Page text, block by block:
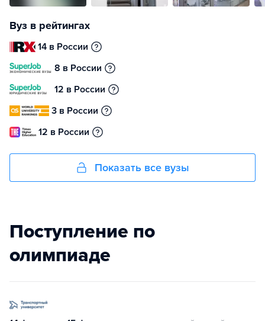
Вуз в рейтингах
14 в России
8 в России
12 в России
3 в России
12 в России
Показать все вузы
Поступление по
олимпиаде